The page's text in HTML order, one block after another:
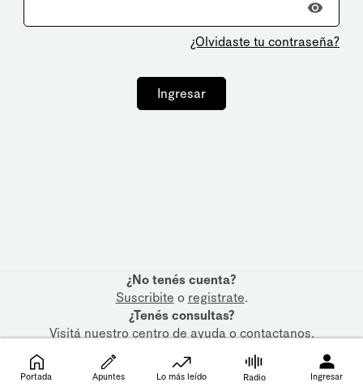
¿Olvidaste tu contraseña?
Ingresar
¿No tenés cuenta?
Suscribite o registrate.
¿Tenés consultas?
Visitá nuestrocentro de ayudaocontactanos.
Portada Apuntes Lo más leído Radio Ingresar